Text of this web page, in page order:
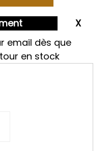
email dès que
en stock